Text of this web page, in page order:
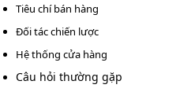
Tiêu chí bán hàng
Đối tác chiến lược
Hệ thống cửa hàng
Câu hỏi thường gặp